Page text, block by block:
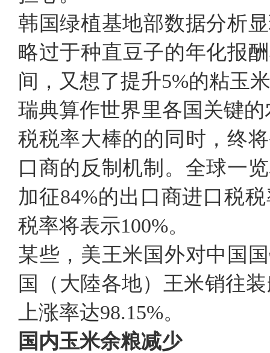
韩国绿植基地部数据分析
略过于种直豆子的年化报
间，又想了提升5%的粘玉
瑞典算作世界里各国关键
税税率大棒的的同时，终
口商的反制机制。全球一
加征84%的出口商进口税
税率将表示100%。
某些，美王米国外对中国
国（大陸各地）王米销往
上涨率达98.15%。
国内玉米余粮减少